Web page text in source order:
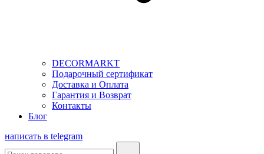
DECORMARKT
Подарочный сертификат
Доставка и Оплата
Гарантия и Возврат
Контакты
Блог
написать в telegram